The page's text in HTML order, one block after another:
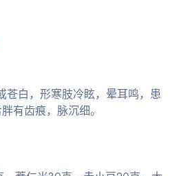
苍白，形寒肢冷眩，晕耳鸣，患
有齿痕，脉沉细。